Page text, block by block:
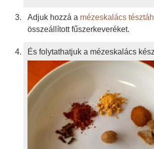
Adjuk hozzá a mézeskalács
összeállított fűszerkeveréket.
És folytathatjuk a mézeskalács